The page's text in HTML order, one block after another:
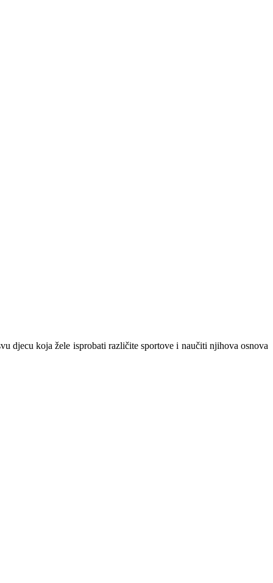
djecu koja žele isprobati različite sportove i naučiti njihova osnova